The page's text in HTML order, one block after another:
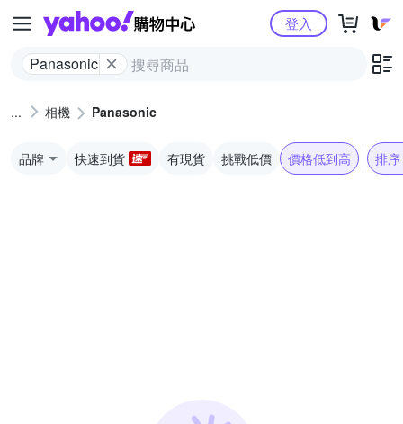
Yahoo購物中心
Panasonic
登入
相機 Panasonic
品牌 快速到貨 有現貨 挑戰低價 價格低到高 排序